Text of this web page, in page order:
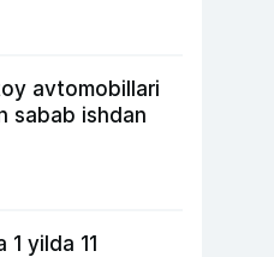
qanday
avtomobillari
sabab ishdan
1 yilda 11